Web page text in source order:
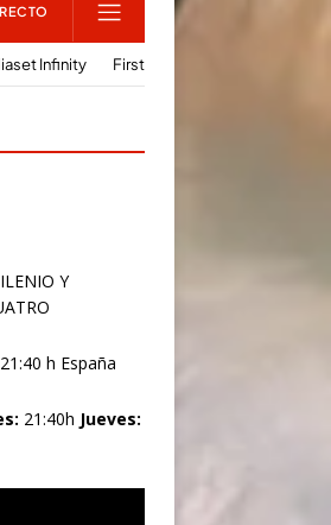
Y
21:40 h España
21:40h Jueves: